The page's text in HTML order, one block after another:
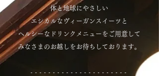
体と地球にやさしい
エシカルなヴィーガンスイーツと
ヘルシーなドリンクメニューをご用意して
みなさまのお越しをお待ちしております。
- - - - - - - - - - - - - - - - - - - - - -